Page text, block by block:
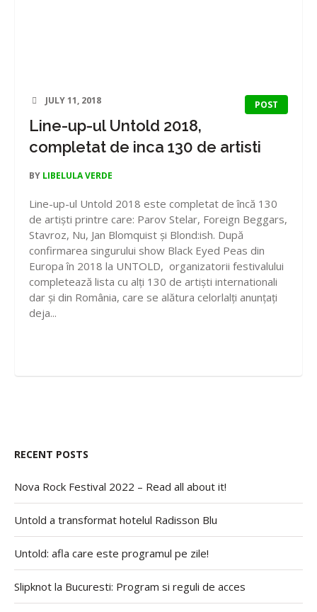
POST
JULY 11, 2018
Line-up-ul Untold 2018,
completat de inca 130 de artisti
BY LIBELULA VERDE
Line-up-ul Untold 2018 este completat de încă 130
de artiști printre care: Parov Stelar, Foreign Beggars,
Stavroz, Nu, Jan Blomquist și Blond:ish. După
confirmarea singurului show Black Eyed Peas din
Europa în 2018 la UNTOLD, organizatorii festivalului
completează lista cu alți 130 de artiști internationali
dar și din România, care se alătura celorlalți anunțați
deja...
RECENT POSTS
Nova Rock Festival 2022 – Read all about it!
Untold a transformat hotelul Radisson Blu
Untold: afla care este programul pe zile!
Slipknot la Bucuresti: Program si reguli de acces